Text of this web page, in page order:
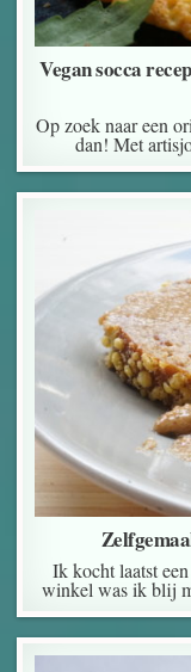
Vegan socca
Op zoek naar een
dan! Met
Ik kocht laatst
winkel was ik blij